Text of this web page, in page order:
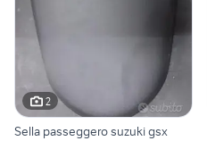
2
Sella passeggero suzuki gsx